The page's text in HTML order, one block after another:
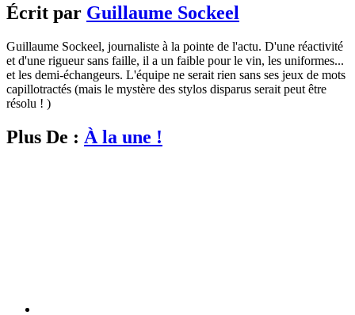
Écrit par Guillaume Sockeel
Guillaume Sockeel, journaliste à la pointe de l'actu. D'une réactivité
et d'une rigueur sans faille, il a un faible pour le vin, les uniformes...
et les demi-échangeurs. L'équipe ne serait rien sans ses jeux de mots
capillotractés (mais le mystère des stylos disparus serait peut être
résolu ! )
Plus De : À la une !